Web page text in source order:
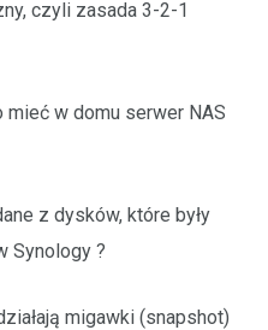
czyli zasada 3-2-1
mieć w domu serwer NAS
z dysków, które były
Synology ?
migawki (snapshot)